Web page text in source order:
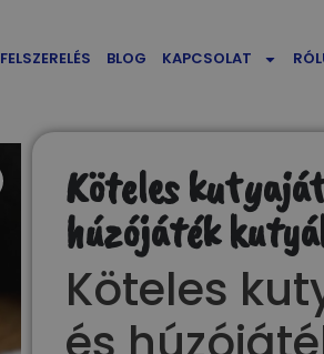
FELSZERELÉS BLOG KAPCSOLAT
Köteles
húzójáték
Köteles